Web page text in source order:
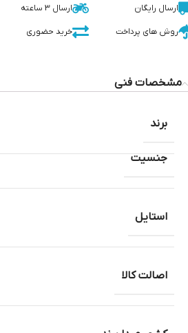
ارسال رایگان ارسال 3 ساعته
روش های پرداخت خرید حضوری
مشخصات فنی
جنسیت
استایل
اصالت کالا
برند